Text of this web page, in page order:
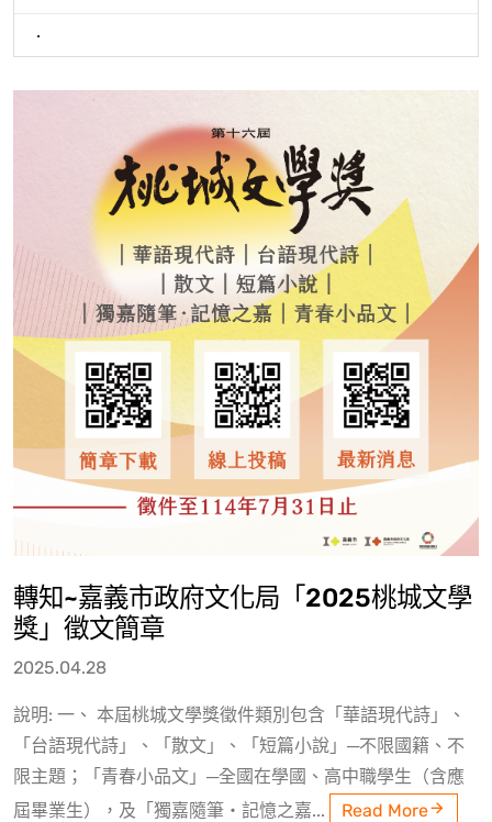
.
轉知~嘉義市政府文化局「2025桃城文學
獎」徵文簡章
2025.04.28
說明: 一、 本屆桃城文學獎徵件類別包含「華語現代詩」、
「台語現代詩」、「散文」、「短篇小說」─不限國籍、不
限主題；「青春小品文」─全國在學國、高中職學生（含應
屆畢業生），及「獨嘉隨筆‧記憶之嘉...
Read More